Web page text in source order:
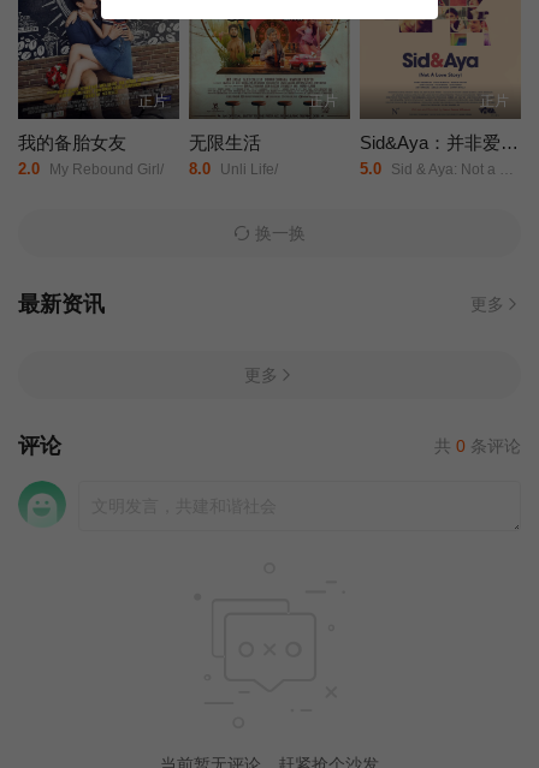
正片
我的备胎女友
2.0 My Rebound Girl/
正片
无限生活
8.0 Unli Life/
正片
Sid&Aya：并非爱情故事
5.0 Sid & Aya: Not a Love Story/
换一换
最新资讯 更多
更多
评论 共 0 条评论
当前暂无评论，赶紧抢个沙发